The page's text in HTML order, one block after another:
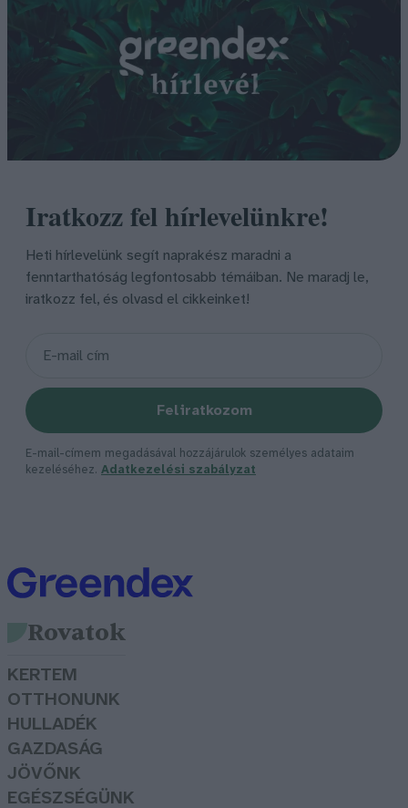
Iratkozz fel hírlevelünkre!
Heti hírlevelünk segít naprakész maradni a
fenntarthatóság legfontosabb témáiban. Ne maradj le,
iratkozz fel, és olvasd el cikkeinket!
Feliratkozom
E-mail-címem megadásával hozzájárulok személyes adataim
kezeléséhez. Adatkezelési szabályzat
Rovatok
KERTEM
OTTHONUNK
HULLADÉK
GAZDASÁG
JÖVŐNK
EGÉSZSÉGÜNK